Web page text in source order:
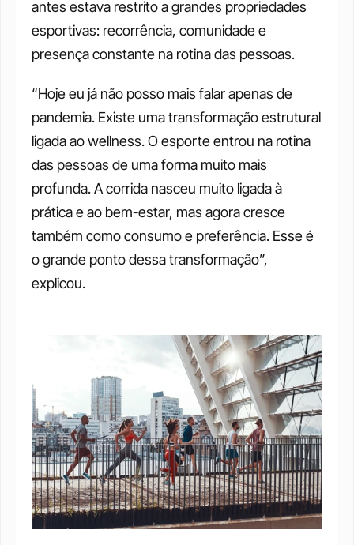
antes estava restrito a grandes propriedades
esportivas: recorrência, comunidade e
presença constante na rotina das pessoas.
“Hoje eu já não posso mais falar apenas de
pandemia. Existe uma transformação estrutural
ligada ao wellness. O esporte entrou na rotina
das pessoas de uma forma muito mais
profunda. A corrida nasceu muito ligada à
prática e ao bem-estar, mas agora cresce
também como consumo e preferência. Esse é
o grande ponto dessa transformação”,
explicou.